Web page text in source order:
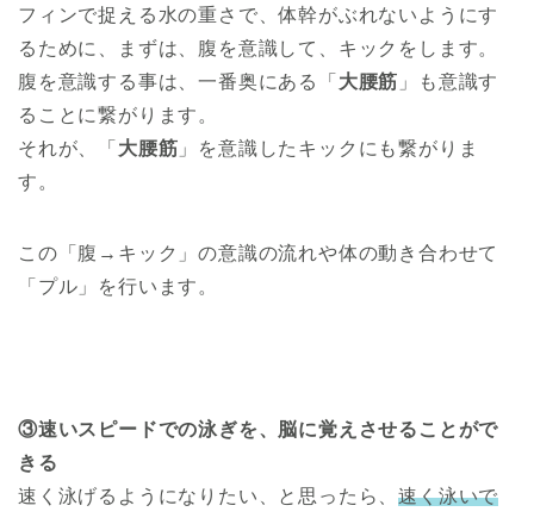
フィンで捉える水の重さで、体幹がぶれないようにす
るために、まずは、腹を意識して、キックをします。
腹を意識する事は、一番奥にある「 大腰筋 」も意識す
ることに繋がります。
それが、「 大腰筋 」を意識したキックにも繋がりま
す。
この「腹→キック」の意識の流れや体の動き合わせて
「プル」を行います。
③速いスピードでの泳ぎを、脳に覚えさせることがで
きる
速く泳げるようになりたい、と思ったら、速く泳いで